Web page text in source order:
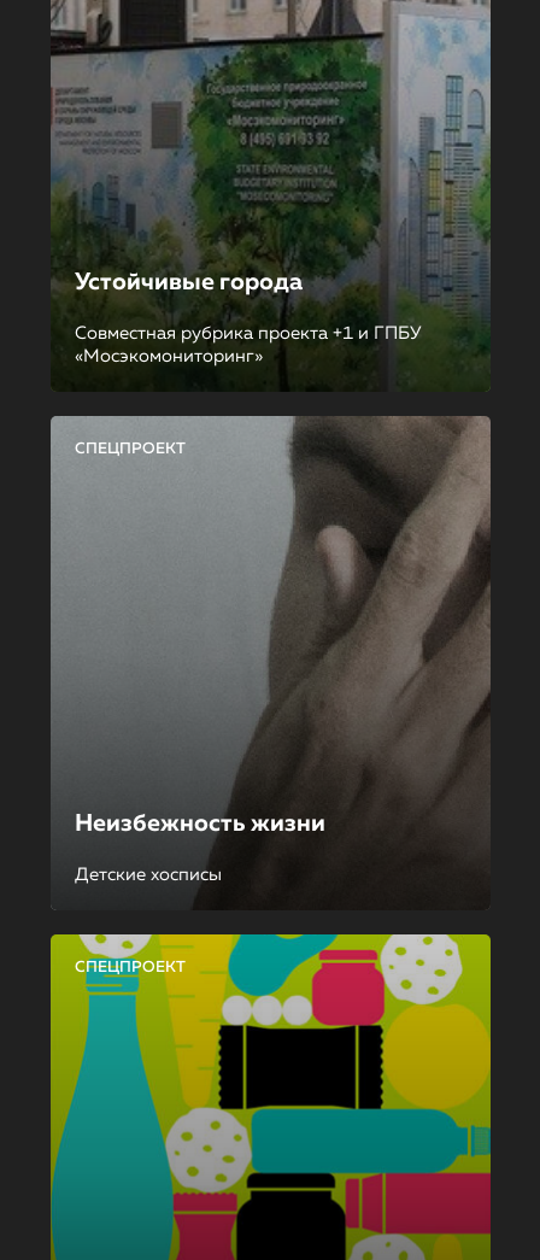
Устойчивые города
Совместная рубрика проекта +1 и ГПБУ
«Мосэкомониторинг»
СПЕЦПРОЕКТ
Неизбежность жизни
Детские хосписы
СПЕЦПРОЕКТ